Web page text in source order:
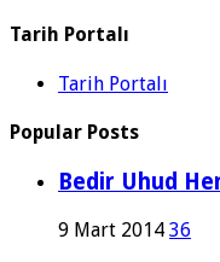
Tarih Portalı
Tarih Portalı
Popular Posts
Bedir Uhud
9 Mart 2014 36